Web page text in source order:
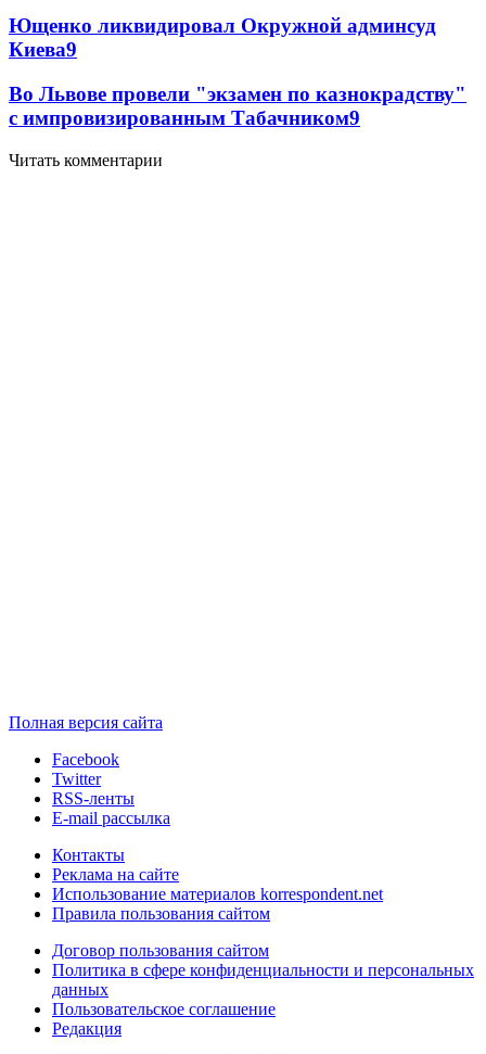
Ющенко ликвидировал Окружной админсуд
Киева9
Во Львове провели "экзамен по казнокрадству"
с импровизированным Табачником9
Читать комментарии
Полная версия сайта
Facebook
Twitter
RSS-ленты
E-mail рассылка
Контакты
Реклама на сайте
Использование материалов korrespondent.net
Правила пользования сайтом
Договор пользования сайтом
Политика в сфере конфиденциальности и персональных
данных
Пользовательское соглашение
Редакция